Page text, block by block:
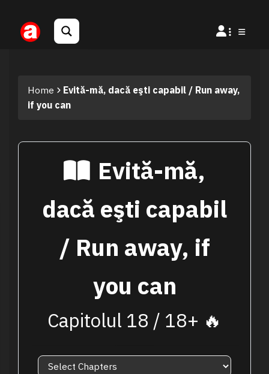
Home
Evită-mă, dacă eşti capabil / Run away,
if you can
Evită-mă,
dacă eşti capabil
/ Run away, if
you can
Capitolul 18 / 18+ 🔥